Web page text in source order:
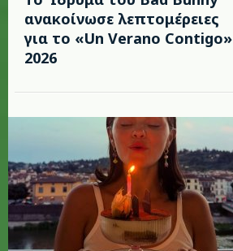
ανακοίνωσε λεπτομέρειες
για το «Un Verano Contigo»
2026